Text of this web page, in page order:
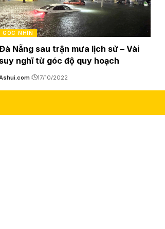
GÓC NHÌN
Nẵng sau trận mưa lịch sử – Vài
suy nghĩ từ góc độ quy hoạch
17/10/2022